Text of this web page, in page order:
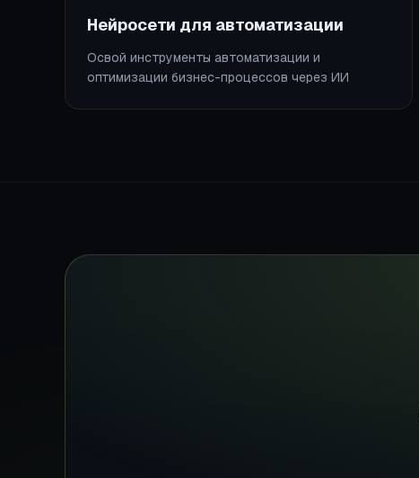
Нейросети для автоматизации
Освой инструменты автоматизации и
оптимизации бизнес-процессов через ИИ